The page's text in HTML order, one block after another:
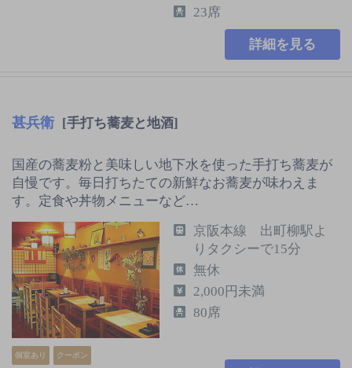
23席
詳細を見る
甚兵衛 [手打ち蕎麦と地酒]
国産の蕎麦粉と美味しい地下水を使った手打ち蕎麦が
自慢です。毎日打ちたての新鮮なお蕎麦が味わえま
す。定食や丼物メニューなど…
個室あり クーポン
京阪本線 出町柳駅よ
りタクシーで15分
無休
2,000円未満
80席